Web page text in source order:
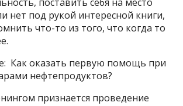
нет под рукой интересной книги,
что-то из того, что когда то
Как оказать первую помощь при
нефтепродуктов?
признается проведение